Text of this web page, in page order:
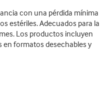
con una pérdida mínima
estériles. Adecuados para la
Los productos incluyen
en formatos desechables y